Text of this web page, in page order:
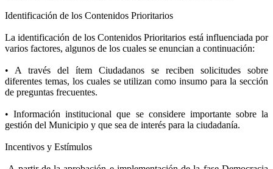
Identificación de los Contenidos Prioritarios
La identificación de los Contenidos Prioritarios está influenciada por
varios factores, algunos de los cuales se enuncian a continuación:
• A través del ítem Ciudadanos se reciben solicitudes sobre
diferentes temas, los cuales se utilizan como insumo para la sección
de preguntas frecuentes.
• Información institucional que se considere importante sobre la
gestión del Municipio y que sea de interés para la ciudadanía.
Incentivos y Estímulos